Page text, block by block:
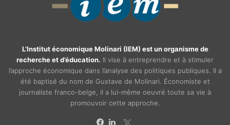
L’Institut économique Molinari (IEM) est un organisme de
recherche et d’éducation. Il vise à entreprendre et à stimuler
l’approche économique dans l’analyse des politiques publiques. Il a
été baptisé du nom de Gustave de Molinari. Économiste et
journaliste franco-belge, il a lui-même oeuvré toute sa vie à
promouvoir cette approche.